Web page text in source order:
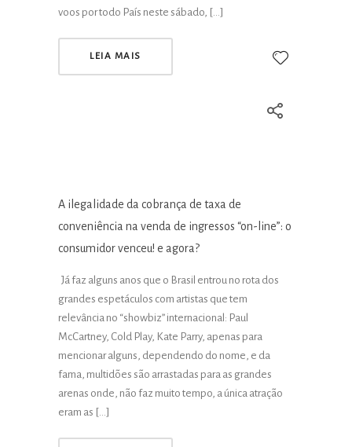
voos por todo País neste sábado, […]
LEIA MAIS
A ilegalidade da cobrança de taxa de
conveniência na venda de ingressos “on-line”: o
consumidor venceu! e agora?
Já faz alguns anos que o Brasil entrou no rota dos
grandes espetáculos com artistas que tem
relevância no “showbiz” internacional: Paul
McCartney, Cold Play, Kate Parry, apenas para
mencionar alguns, dependendo do nome, e da
fama, multidões são arrastadas para as grandes
arenas onde, não faz muito tempo, a única atração
eram as […]